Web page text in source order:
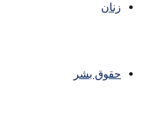
زنان
حقوق بشر